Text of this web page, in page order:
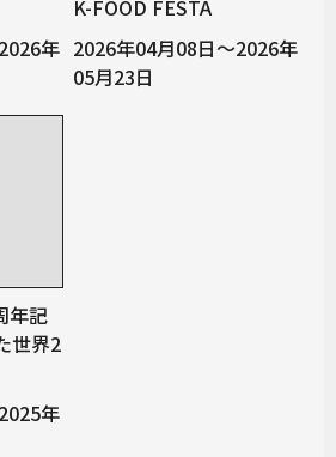
年
K-FOOD FESTA
2026年04月08日～2026年
05月23日
年記
世界2
年